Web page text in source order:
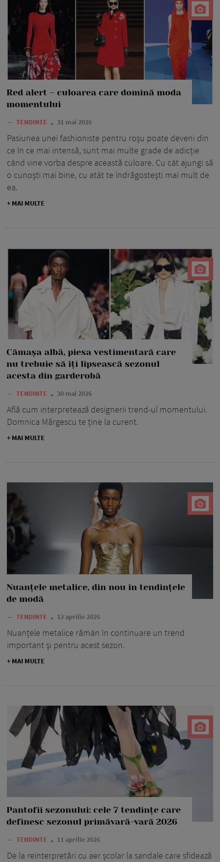
Red alert – culoarea care domină moda
momentului
— TENDINTE 31 mai 2026
Pasiunea unei fashioniste pentru roșu poate deveni din
ce în ce mai intensă, sunt mai multe grade de adicție
când vine vorba despre această culoare. Cu cât ajungi să
o cunoști mai bine, cu atât te îndrăgostești mai mult de
ea.
+ MAI MULTE
Cămașa albă, piesa vestimentară care
nu trebuie să îți lipsească sezonul
acesta din garderobă
— TENDINTE 30 mai 2026
Află cum interpretează designerii trend-ul momentului.
Domnica Mărgescu te ține la curent.
+ MAI MULTE
Nuanțele metalice, din nou în tendințele
de modă
— TENDINTE 12 aprilie 2026
Nuanțele metalice rămân în continuare un trend
important și pentru acest sezon.
+ MAI MULTE
Pantofii sezonului: cele 7 tendințe care
definesc sezonul primăvară-vară 2026
— TENDINTE 11 aprilie 2026
De la reinterpretări cu aer școlar la sandale care sfidează